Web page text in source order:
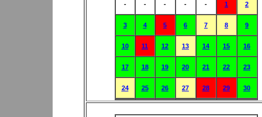
- - - - - 1 2
3 4 5 6 7 8 9
10 11 12 13 14 15 16
17 18 19 20 21 22 23
24 25 26 27 28 29 30